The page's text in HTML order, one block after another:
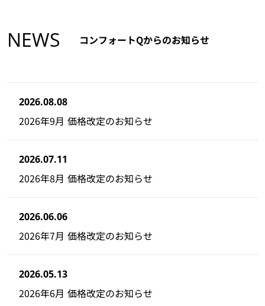
NEWS コンフォートQからのお知らせ
2026.08.08
2026年9月 価格改定のお知らせ
2026.07.11
2026年8月 価格改定のお知らせ
2026.06.06
2026年7月 価格改定のお知らせ
2026.05.13
2026年6月 価格改定のお知らせ